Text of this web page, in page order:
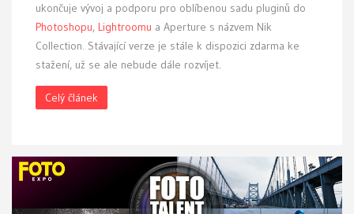
ukončuje vývoj a podporu pro oblíbenou sadu pluginů do
Photoshopu, Lightroomu a Aperture s názvem Nik
Collection. Stávající verze je stále k dispozici zdarma ke
stažení, už se ale nebude dále rozvíjet.
Celý článek